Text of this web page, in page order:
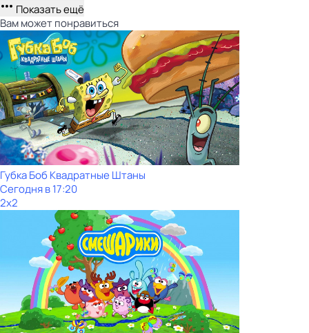
Показать ещё
Вам может понравиться
Губка Боб Квадратные Штаны
Сегодня в 17:20
2x2